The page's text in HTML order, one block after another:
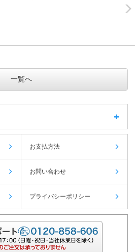
一覧へ
お支払方法
お問い合わせ
プライバシーポリシー